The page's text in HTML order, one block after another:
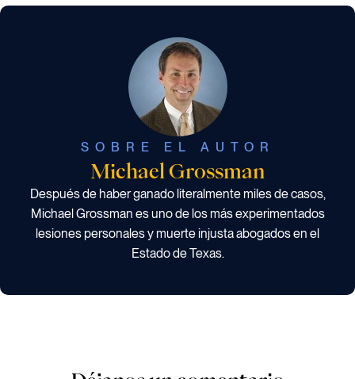
SOBRE EL AUTOR
Michael Grossman
Después de haber ganado literalmente miles de casos,
Michael Grossman es uno de los más experimentados
lesiones personales y muerte injusta abogados en el
Estado de Texas.